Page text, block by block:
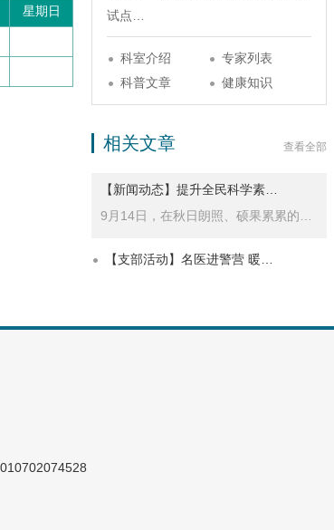
星期日
试点…
科室介绍
专家列表
科普文章
健康知识
查看全部
相关文章
【新闻动态】提升全民科学素…
【支部活动】名医进警营 暖…